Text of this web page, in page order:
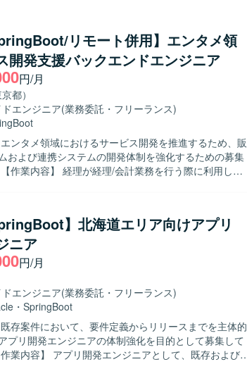
はJUnitやMockitoなどのテストフレームワークを利用
DDDやクリーンアーキテクチャ、アジャイル開発、
技術を組み合わせた開発スタイルとなります。
医療業界特有の業務やルー
とする姿勢があり、ドキュメントを丁寧に作成できる
ます。チームメンバーと積極的にコミュニケーション
設計意図を共有しつつ開発を進められる方が望ましい
に携わることができ、長期的な継続開発を通じて業務
双方を高めていただけます。基本設計以降の上流工程
ため、設計スキルを磨きつつC#での開発経験をより深
C#、ASP.NET、SQLを用い
ーション開発環境を想定しております。データベース
などのリレーショナルデータベースを利用する構成と
リモート併用】エンタメ領
開発支援バックエンドエンジニア
円/月
都）
エンジニア(業務委託・フリーランス)
エンタメ領域におけるサービス開発を推進するため、販
および連携システムの開発体制を強化するための募集
を完了させるまでの一連の開発フローを担っていただき
クチャやドメインを理解しながら、課題整理や改善も
追加・改修を行っていただきます。 【求める人物
ャッチアップしつつ、自走してタスクを推進できる方
。 課題に対して真摯に向き合い、アウトプットを内に
へ共有できる方が望ましいです。 要件や背景を理解し
実装・テスト・リリースまで一貫して対応でき、顧客
いこだわりを持てる方を歓迎いたします。 【ポジシ
売管理や会計領域に関わる基幹システムの開発を通じ
域のサービス価値向上に直接貢献できるポジションで
】北海道エリア向けアプリ
ニア
円/月
エンジニア(業務委託・フリーランス)
・ SpringBoot
既存案件において、要件定義からリリースまでを主体的
プリ開発エンジニアの体制強化を目的として募集して